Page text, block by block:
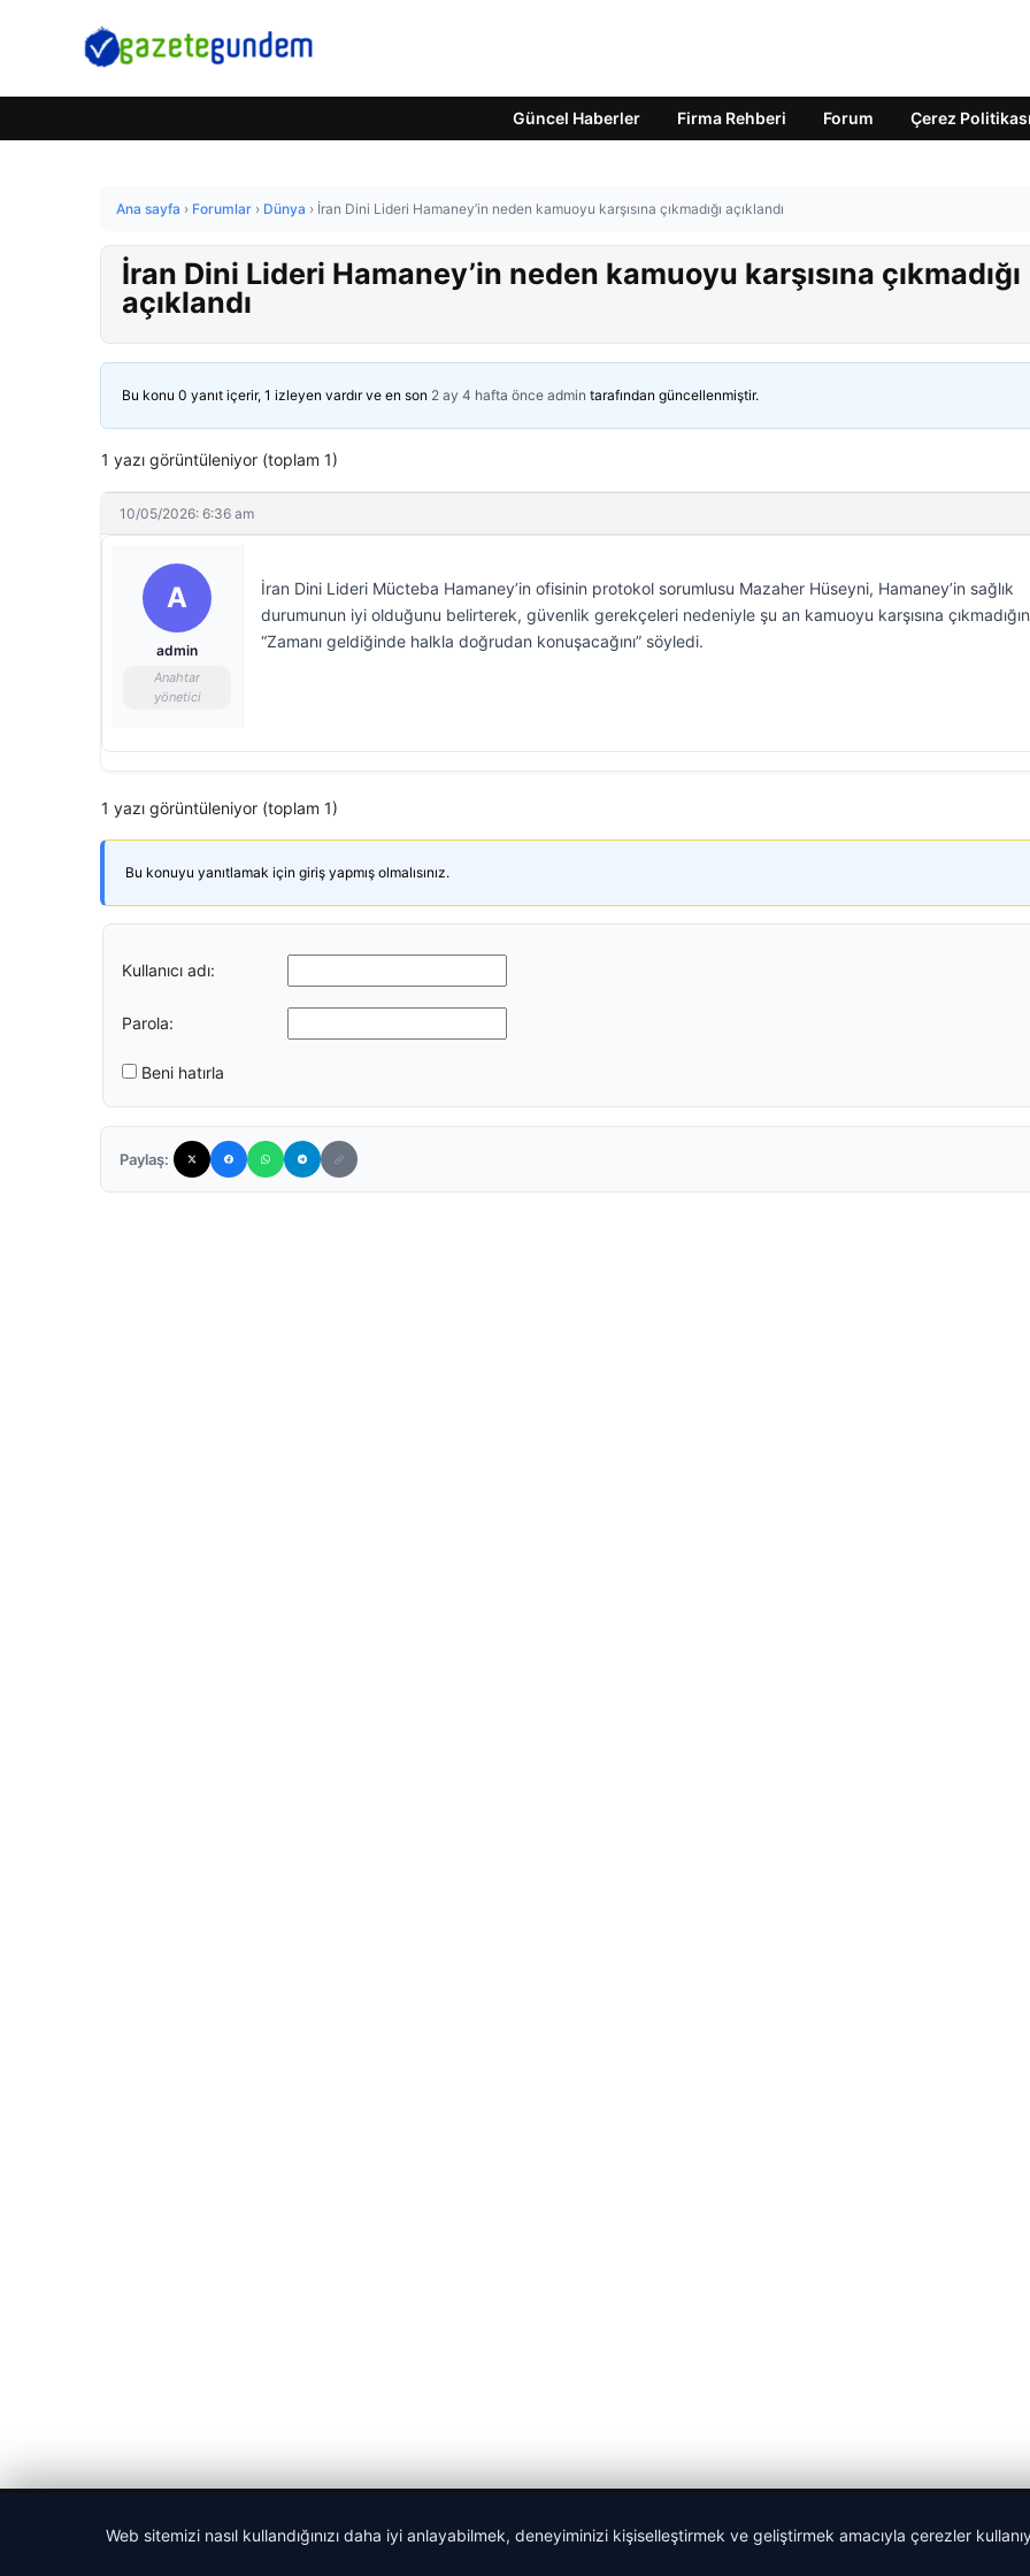
Güncel Haberler Firma Rehberi Forum Çerez Politikası
Ana sayfa › Forumlar › Dünya › İran Dini Lideri Hamaney’in neden kamuoyu karşısına çıkmadığı açıklandı
İran Dini Lideri Hamaney’in neden kamuoyu karşısına çıkmadığı
açıklandı
Bu konu 0 yanıt içerir, 1 izleyen vardır ve en son 2 ay 4 hafta önce admin tarafından güncellenmiştir.
1 yazı görüntüleniyor (toplam 1)
10/05/2026: 6:36 am
A
admin
Anahtar
yönetici
İran Dini Lideri Mücteba Hamaney’in ofisinin protokol sorumlusu Mazaher Hüseyni, Hamaney’in sağlık
durumunun iyi olduğunu belirterek, güvenlik gerekçeleri nedeniyle şu an kamuoyu karşısına
“Zamanı geldiğinde halkla doğrudan konuşacağını” söyledi.
1 yazı görüntüleniyor (toplam 1)
Bu konuyu yanıtlamak için giriş yapmış olmalısınız.
Kullanıcı adı:
Parola:
Beni hatırla
Paylaş:
Web sitemizi nasıl kullandığınızı daha iyi anlayabilmek, deneyiminizi kişiselleştirmek ve geliştirmek amacıyla çerezler